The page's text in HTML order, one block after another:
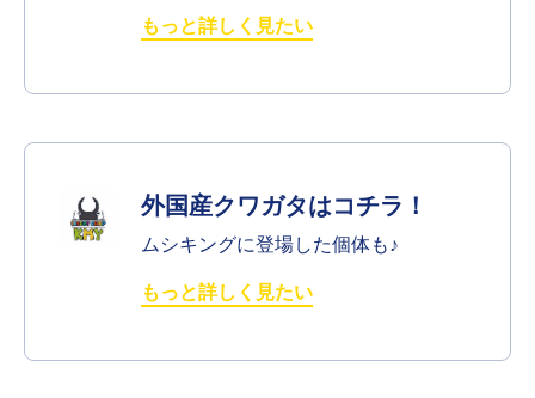
もっと詳しく見たい
外国産クワガタはコチラ！
ムシキングに登場した個体も♪
もっと詳しく見たい